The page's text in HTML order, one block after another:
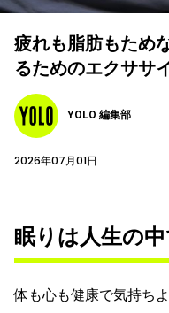
疲れも脂肪もため
るためのエクササ
YOLO 編集部
2026年07月01日
眠りは人生の
体も心も健康で気持ち